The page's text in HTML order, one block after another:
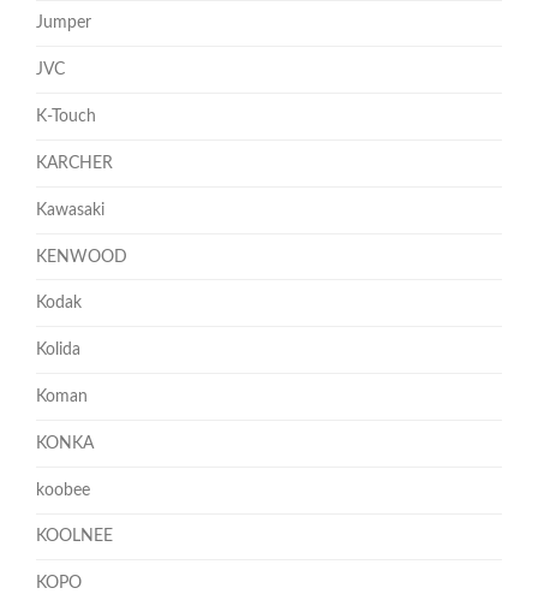
Jumper
JVC
K-Touch
KARCHER
Kawasaki
KENWOOD
Kodak
Kolida
Koman
KONKA
koobee
KOOLNEE
KOPO